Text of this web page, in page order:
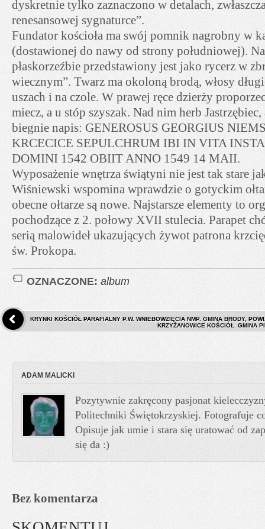
dyskretnie tylko zaznaczono w detalach,
renesansowej sygnaturce”.
Fundator kościoła ma swój pomnik nagrobny w
(dostawionej do nawy od strony południowej).
płaskorzeźbie przedstawiony jest jako rycerz w
wiecznym”. Twarz ma okoloną brodą, włosy
uszach i na czole. W prawej ręce dzierży
miecz, a u stóp szyszak. Nad nim herb
biegnie napis: GENEROSUS GEORGIUS
KRCECICE SEPULCHRUM IBI IN VITA
DOMINI 1542 OBIIT ANNO 1549 14 MAII.
Wyposażenie wnętrza świątyni nie jest tak stare
Wiśniewski wspomina wprawdzie o gotyckim
obecne ołtarze są nowe. Najstarsze elementy to
pochodzące z 2. połowy XVII stulecia. Parapet
serią malowideł ukazujących żywot patrona
św. Prokopa.
OZNACZONE: album
KRYNKI KOŚCIÓŁ PARAFIALNY P.W. WNIEBOWZIĘCIA NMP. GMINA BRODY,
KRZYŻANOWICE KOŚCIÓŁ. GMINA
ADAM MALICKI
Pozytywnie zakręcony pasjonat
Politechniki Świętokrzyskiej. Fotografuje
Opisuje jak umie i stara się uratować od
się da :)
Bez komentarza